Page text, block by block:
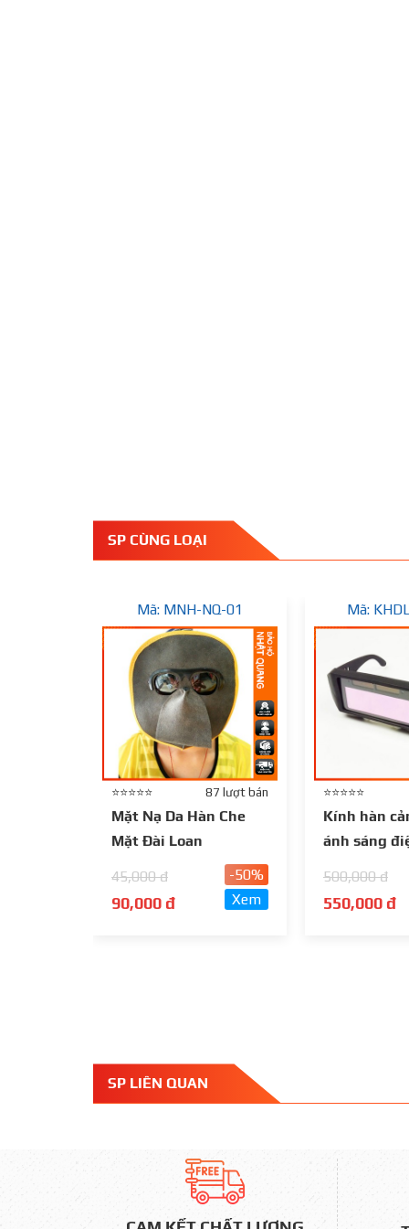
SP CÙNG LOẠI
Mã: MNH-NQ-01
⭐⭐⭐⭐⭐ 87 lượt bán
Mặt Nạ Da Hàn Che
Mặt Đài Loan
45,000 đ
90,000 đ
-50%
Xem
Mã:
⭐⭐⭐⭐⭐
Kính hàn
ánh sáng
500,000 đ
550,000 đ
SP LIÊN QUAN